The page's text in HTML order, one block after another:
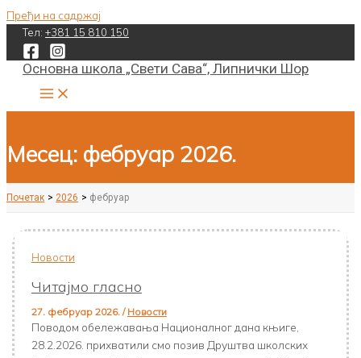
Пређи на садржај
Тел: +381 15 810 150
Основна школа „Свети Сава“, Липнички Шор
Месец: фебруар 2026.
Почетак 2026 фебруар
Новости
Читајмо гласно
27. фебруар 2026. / Новости
Поводом обележавања Националног дана књиге,
28.2.2026. прихватили смо позив Друштва школских